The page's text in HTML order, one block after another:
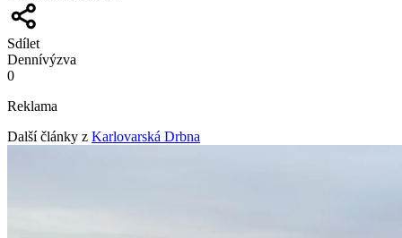
Sdílet
Dennívýzva
0
Reklama
Další články z Karlovarská Drbna